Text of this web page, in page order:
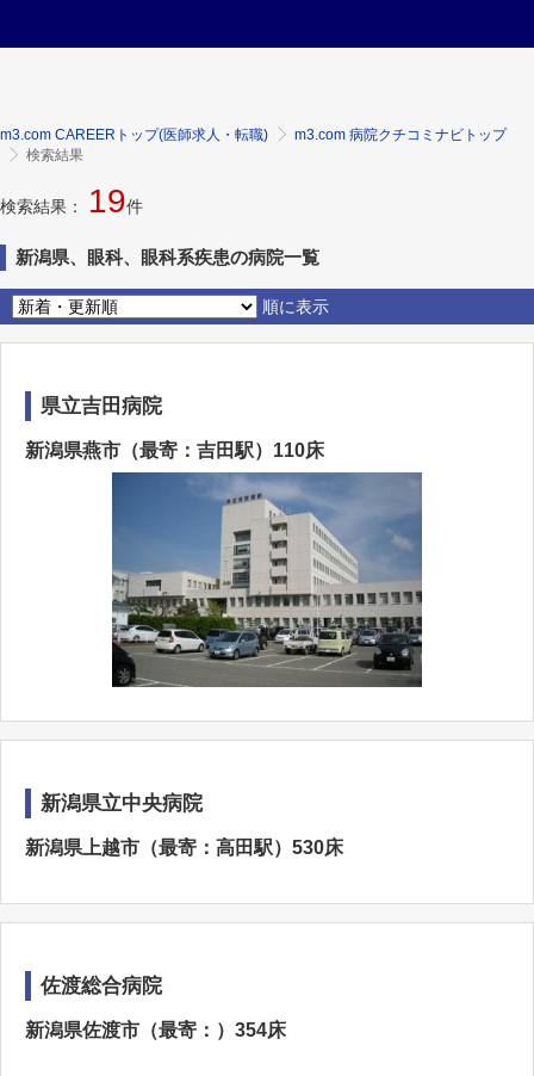
m3.com CAREERトップ(医師求人・転職)
m3.com 病院クチコミナビトップ
検索結果
検索結果： 19件
新潟県、眼科、眼科系疾患の病院一覧
順に表示
県立吉田病院
新潟県燕市（最寄：吉田駅）110床
新潟県立中央病院
新潟県上越市（最寄：高田駅）530床
佐渡総合病院
新潟県佐渡市（最寄：）354床